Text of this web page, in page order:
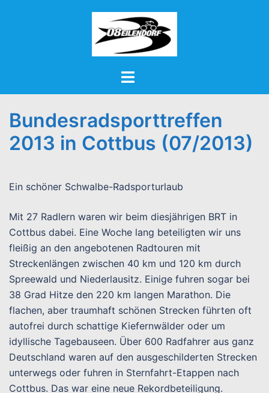
Menü
Bundesradsporttreffen
2013 in Cottbus (07/2013)
Ein schöner Schwalbe-Radsporturlaub
Mit 27 Radlern waren wir beim diesjährigen BRT in
Cottbus dabei. Eine Woche lang beteiligten wir uns
fleißig an den angebotenen Radtouren mit
Streckenlängen zwischen 40 km und 120 km durch
Spreewald und Niederlausitz. Einige fuhren sogar bei
38 Grad Hitze den 220 km langen Marathon. Die
flachen, aber traumhaft schönen Strecken führten oft
autofrei durch schattige Kiefernwälder oder um
idyllische Tagebauseen. Über 600 Radfahrer aus ganz
Deutschland waren auf den ausgeschilderten Strecken
unterwegs oder fuhren in Sternfahrt-Etappen nach
Cottbus. Das war eine neue Rekordbeteiligung.